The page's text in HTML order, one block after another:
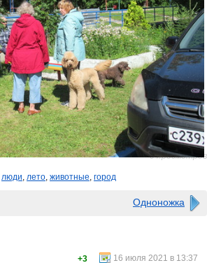
0 просмотров
люди, лето, животные, город
Одноножка
16 июля 2021 в 13:37
+3